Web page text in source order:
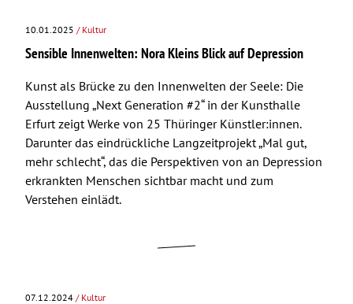
10.01.2025 / Kultur
Sensible Innenwelten: Nora Kleins Blick auf Depression
Kunst als Brücke zu den Innenwelten der Seele: Die
Ausstellung „Next Generation #2“ in der Kunsthalle
Erfurt zeigt Werke von 25 Thüringer Künstler:innen.
Darunter das eindrückliche Langzeitprojekt „Mal gut,
mehr schlecht“, das die Perspektiven von an Depression
erkrankten Menschen sichtbar macht und zum
Verstehen einlädt.
07.12.2024 / Kultur